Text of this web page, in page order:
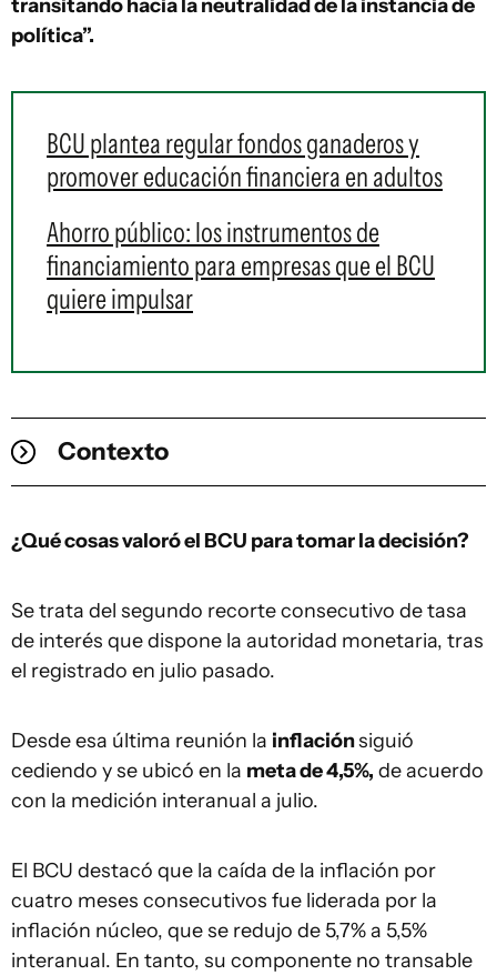
transitando hacia la neutralidad de la instancia de
política”.
BCU plantea regular fondos ganaderos y
promover educación financiera en adultos
Ahorro público: los instrumentos de
financiamiento para empresas que el BCU
quiere impulsar
Contexto
¿Qué cosas valoró el BCU para tomar la decisión?
Se trata del segundo recorte consecutivo de tasa
de interés que dispone la autoridad monetaria, tras
el registrado en julio pasado.
Desde esa última reunión la inflaciónsiguió
cediendo y se ubicó en la meta de 4,5%, de acuerdo
con la medición interanual a julio.
El BCU destacó que la caída de la inflación por
cuatro meses consecutivos fue liderada por la
inflación núcleo, que se redujo de 5,7% a 5,5%
interanual. En tanto, su componente no transable